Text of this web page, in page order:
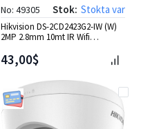
No: 49305 Stok: Stokta var
Hikvision DS-2CD2423G2-IW (W)
2MP 2.8mm 10mt IR Wifi
43,00$